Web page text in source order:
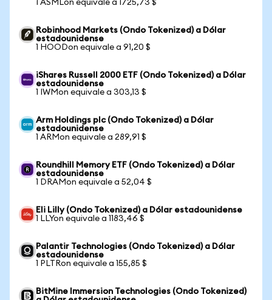
1 ASMLon equivale a 1725,73 $
Robinhood Markets (Ondo Tokenized) a Dólar
estadounidense
1 HOODon equivale a 91,20 $
iShares Russell 2000 ETF (Ondo Tokenized) a Dólar
estadounidense
1 IWMon equivale a 303,13 $
Arm Holdings plc (Ondo Tokenized) a Dólar
estadounidense
1 ARMon equivale a 289,91 $
Roundhill Memory ETF (Ondo Tokenized) a Dólar
estadounidense
1 DRAMon equivale a 52,04 $
Eli Lilly (Ondo Tokenized) a Dólar estadounidense
1 LLYon equivale a 1183,46 $
Palantir Technologies (Ondo Tokenized) a Dólar
estadounidense
1 PLTRon equivale a 155,85 $
BitMine Immersion Technologies (Ondo Tokenized)